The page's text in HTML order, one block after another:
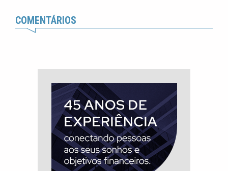
COMENTÁRIOS